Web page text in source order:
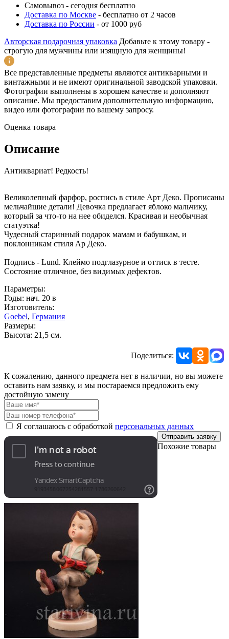
Самовывоз - сегодня бесплатно
Доставка по Москве - бесплатно от 2 часов
Доставка по России - от 1000 руб
Авторская подарочная упаковка Добавьте к этому товару -
строгую для мужчины или изящную для женщины!
Все представленные предметы являются антикварными и
винтажными и не имеют оригинальной заводской упаковки.
Фотографии выполнены в хорошем качестве и дополняют
описание. Мы предоставим дополнительную информацию,
видео или фотографии по вашему запросу.
Оценка товара
Описание
Антиквариат! Редкость!
Великолепный фарфор, роспись в стиле Арт Деко. Прописаны
мельчайшие детали! Девочка предлагает яблоко мальчику,
который за что-то на нее обиделся. Красивая и необычная
статуэтка!
Чудесный старинный подарок мамам и бабушкам, и
поклонникам стиля Ар Деко.
Подпись - Lund. Клеймо подглазурное и оттиск в тесте.
Состояние отличное, без видимых дефектов.
Параметры:
Годы: нач. 20 в
Изготовитель:
Goebel, Германия
Размеры:
Высота: 21,5 см.
Поделиться:
К сожалению, данного предмета нет в наличии, но вы можете
оставить нам заявку, и мы постараемся предложить ему
достойную замену
Я соглашаюсь с обработкой персональных данных
Отправить заявку
Похожие товары